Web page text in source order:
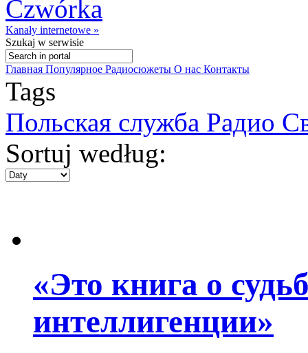
Kanały internetowe »
Szukaj w serwisie
Главная Популярное Радиосюжеты О нас Контакты
Tags
Польская служба Радио
Sortuj według:
«Это книга о
интеллигенции»